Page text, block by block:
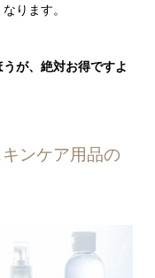
ります。
が、絶対お得ですよ
ンケア用品の